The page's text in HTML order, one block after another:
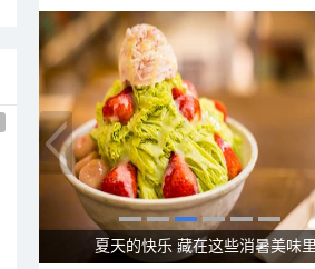
广西南宁：盛夏里的“绿野仙踪”